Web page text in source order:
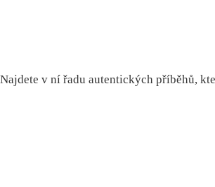
v ní řadu autentických příběhů,